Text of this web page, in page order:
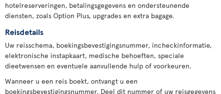
hotelreserveringen, betalingsgegevens en ondersteunende
diensten, zoals Option Plus, upgrades en extra bagage.
Reisdetails
Uw reisschema, boekingsbevestigingsnummer, incheckinformatie,
elektronische instapkaart, medische behoeften, speciale
dieetwensen en eventuele aanvullende hulp of voorkeuren.
Wanneer u een reis boekt, ontvangt u een
boekingsbevestigingsnummer. Deel dit nummer of uw reisgegevens